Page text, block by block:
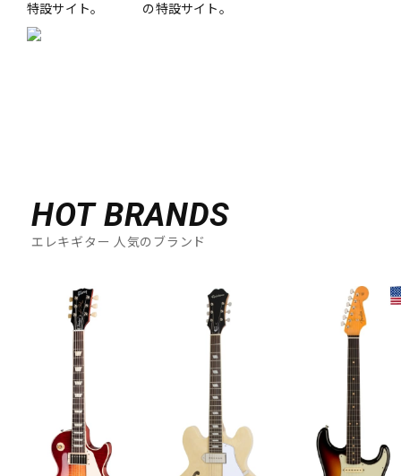
特設サイト。
の特設サイト。
HOT BRANDS
エレキギター 人気のブランド